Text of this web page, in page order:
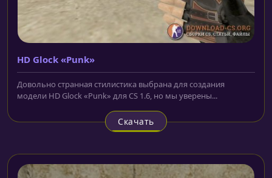
HD Glock «Punk»
Довольно странная стилистика выбрана для создания
модели HD Glock «Punk» для CS 1.6, но мы уверены...
Скачать